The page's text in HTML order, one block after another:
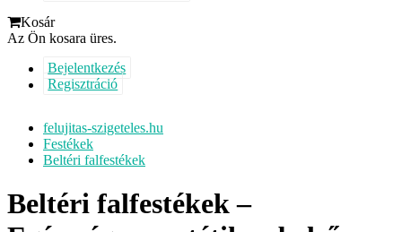
Kosár
Az Ön kosara üres.
Bejelentkezés
Regisztráció
felujitas-szigeteles.hu
Festékek
Beltéri falfestékek
Beltéri falfestékek –